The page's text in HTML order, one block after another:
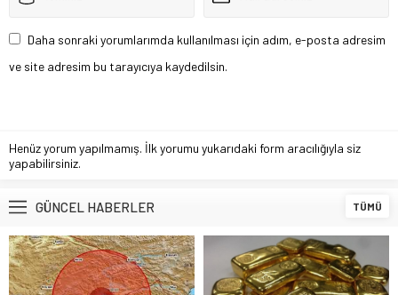
Daha sonraki yorumlarımda kullanılması için adım, e-posta adresim
ve site adresim bu tarayıcıya kaydedilsin.
Henüz yorum yapılmamış. İlk yorumu yukarıdaki form aracılığıyla siz
yapabilirsiniz.
GÜNCEL HABERLER TÜMÜ